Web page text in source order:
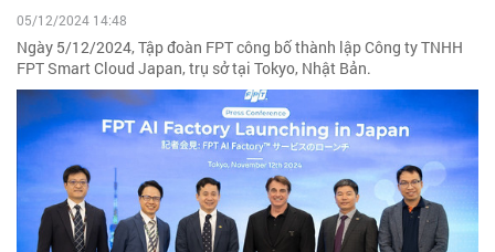
05/12/2024 14:48
Ngày 5/12/2024, Tập đoàn FPT công bố thành lập Công ty TNHH
FPT Smart Cloud Japan, trụ sở tại Tokyo, Nhật Bản.